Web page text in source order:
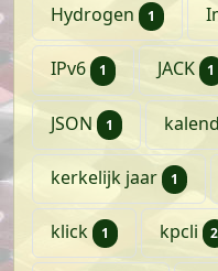
Hydrogen 1 artikel
IPv6 1 artikelJACK 1
JSON 1 artikel
kerkelijk jaar 1
klick 1 artikelkpcli 2